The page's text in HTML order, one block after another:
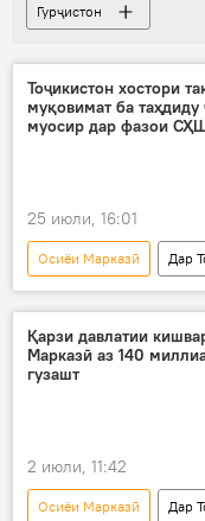
Гурҷистон
Тоҷикистон хостори
муқовимат ба
муосир дар фазои
25 июли, 16:01
Осиёи Марказӣ Дар
СҲШ
Амният
Қарзи давлатии
Марказӣ аз 140
гузашт
2 июли, 11:42
Осиёи Марказӣ Дар